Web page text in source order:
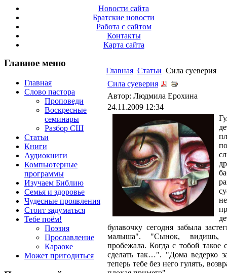
Новости сайта
Братские новости
Работа с сайтом
Контакты
Карта сайта
Главное меню
Главная
Слово пастора
Проповеди
Воскресные
семинары
Разбор СШ
Статьи
Книги
Аудиокниги
Компьютерные
программы
Изучаем Библию
Семья и здоровье
Чудесные проявления
Стоит задуматься
Тебе поём!
Поэзия
Прославление
Караоке
Может пригодиться
Главная Статьи Сила суеверия
Сила суеверия
Автор: Людмила Ерохина
24.11.2009 12:34
булавочку сегодня забыла
малыша". "Сынок, видишь,
пробежала. Когда с тобой такое
сделать так…". "Дома ведерко
теперь тебе без него гулять,